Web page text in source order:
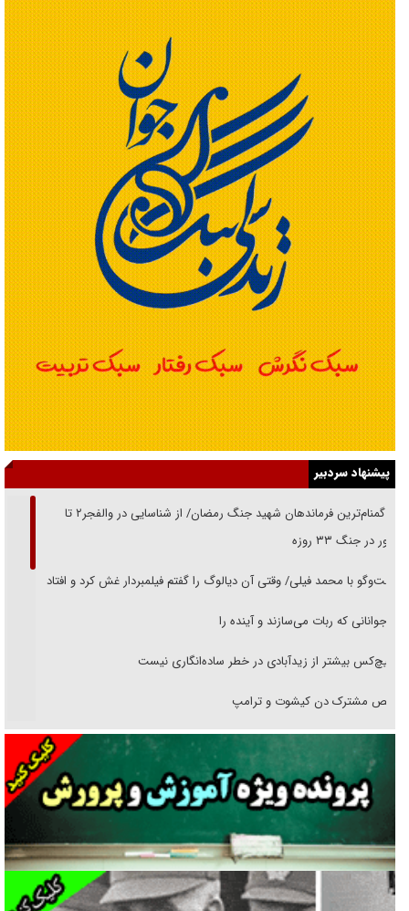
پیشنهاد سردبیر
از گمنام‌ترین فرماندهان شهید جنگ رمضان/ از شناسایی در والفجر۲ تا
حضور در جنگ ۳۳ روزه
گفت‌وگو با محمد فیلی/ وقتی آن دیالوگ را گفتم فیلمبردار غش کرد و افتاد
نوجوانانی که ربات می‌سازند و آینده را
هیچ‌کس بیشتر از زیدآبادی در خطر ساده‌انگاری نیست
رقص مشترک دن کیشوت و ترامپ
دنده دولت به واگذاری مسئله‌دار ایران‌خودرو/ خصوصی‌سازی یا انحصار؟
غریزه‌ی بقا و آقای باقی و رفقا
جراحی‌های زیبایی با مدرک فوق‌دیپلم! + گفت‌وگو با متهم
گفت‌وگو با همسر یکی از شهدای جنگ رمضان/ پیکر بی‌سر شهید را از
انگشت‌های پا شناسایی کردیم